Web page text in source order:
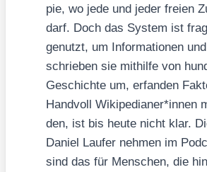
pie, wo jede und jeder frei­en
darf. Doch das Sys­tem ist
genutzt, um Infor­ma­tio­nen
schrie­ben sie mit­hil­fe von
Geschich­te um, erfan­den
Hand­voll Wikipedianer*innen
den, ist bis heu­te nicht klar.
Dani­el Lau­fer neh­men im
sind das für Men­schen, die